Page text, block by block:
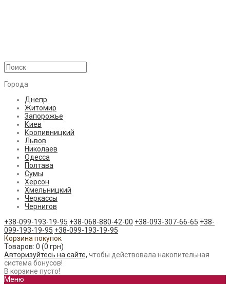
Города
Днепр
Житомир
Запорожье
Киев
Кропивницкий
Львов
Николаев
Одесса
Полтава
Сумы
Херсон
Хмельницкий
Черкассы
Чернигов
+38-099-193-19-95 +38-068-880-42-00 +38-093-307-66-65 +38-
099-193-19-95 +38-099-193-19-95
Корзина покупок
Товаров: 0 (0 грн)
Авторизуйтесь на сайте, чтобы действовала накопительная
система бонусов!
В корзине пусто!
Меню